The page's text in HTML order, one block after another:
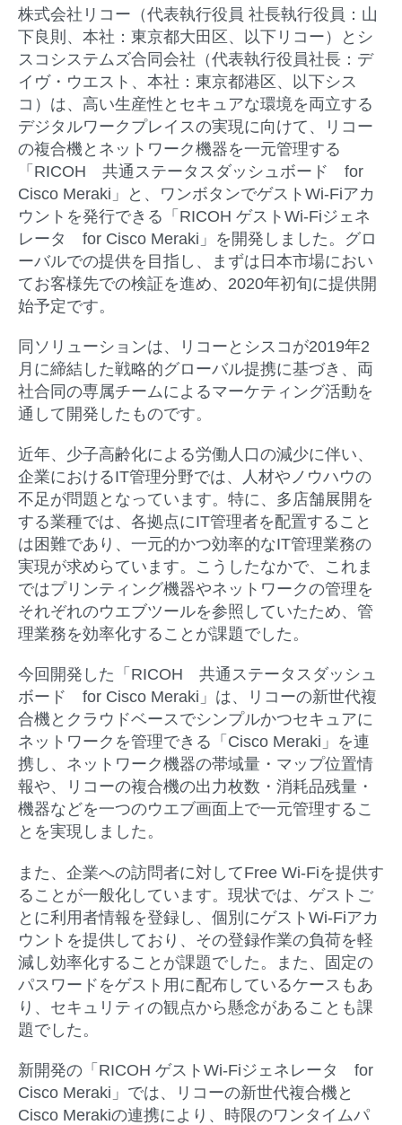
株式会社リコー（代表執行役員 社長執行役員：山
下良則、本社：東京都大田区、以下リコー）とシ
スコシステムズ合同会社（代表執行役員社長：デ
イヴ・ウエスト、本社：東京都港区、以下シス
コ）は、高い生産性とセキュアな環境を両立する
デジタルワークプレイスの実現に向けて、リコー
の複合機とネットワーク機器を一元管理する
「RICOH 共通ステータスダッシュボード for
Cisco Meraki」と、ワンボタンでゲストWi-Fiアカ
ウントを発行できる「RICOH ゲストWi-Fiジェネ
レータ for Cisco Meraki」を開発しました。グロ
ーバルでの提供を目指し、まずは日本市場におい
てお客様先での検証を進め、2020年初旬に提供開
始予定です。
同ソリューションは、リコーとシスコが2019年2
月に締結した戦略的グローバル提携に基づき、両
社合同の専属チームによるマーケティング活動を
通して開発したものです。
近年、少子高齢化による労働人口の減少に伴い、
企業におけるIT管理分野では、人材やノウハウの
不足が問題となっています。特に、多店舗展開を
する業種では、各拠点にIT管理者を配置すること
は困難であり、一元的かつ効率的なIT管理業務の
実現が求めらています。こうしたなかで、これま
ではプリンティング機器やネットワークの管理を
それぞれのウエブツールを参照していたため、管
理業務を効率化することが課題でした。
今回開発した「RICOH 共通ステータスダッシュ
ボード for Cisco Meraki」は、リコーの新世代複
合機とクラウドベースでシンプルかつセキュアに
ネットワークを管理できる「Cisco Meraki」を連
携し、ネットワーク機器の帯域量・マップ位置情
報や、リコーの複合機の出力枚数・消耗品残量・
機器などを一つのウエブ画面上で一元管理するこ
とを実現しました。
また、企業への訪問者に対してFree Wi-Fiを提供す
ることが一般化しています。現状では、ゲストご
とに利用者情報を登録し、個別にゲストWi-Fiアカ
ウントを提供しており、その登録作業の負荷を軽
減し効率化することが課題でした。また、固定の
パスワードをゲスト用に配布しているケースもあ
り、セキュリティの観点から懸念があることも課
題でした。
新開発の「RICOH ゲストWi-Fiジェネレータ for
Cisco Meraki」では、リコーの新世代複合機と
Cisco Merakiの連携により、時限のワンタイムパ